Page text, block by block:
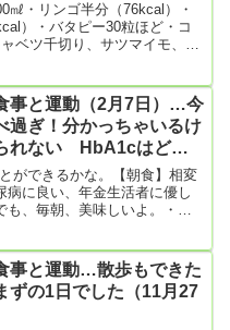
㎖・リンゴ半分（76kcal）・
）・バタピー30粒ほど・コ
ベツ千切り、サツマイモ、金
この後、何も口に入れなけれ
いできたので気持ちも楽に
ので、この調子で...
事と運動（2月7日）…今
過ぎ！分かっちゃいるけ
れない HbA1cはどう
やら
ができるかな。【朝食】相変
病に良い、年金生活者に優し
、毎朝、美味しいよ。・目
ドはんぺん」8個（1個当たり
ンドはんぺん」も「明太マヨ
しいです。新潟市の『一正蒲
事と運動…散歩もできた
ずの1日でした（11月27